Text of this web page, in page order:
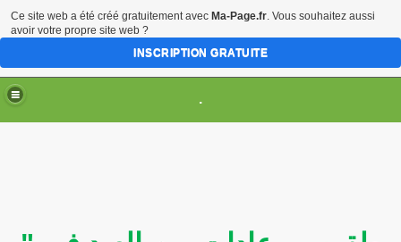
.
Ce site web a été créé gratuitement avec Ma-Page.fr. Vous souhaitez aussi
avoir votre propre site web ?
INSCRIPTION GRATUITE